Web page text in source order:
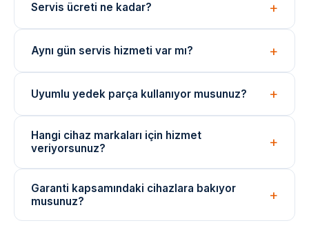
göre değişir; işlem öncesi net fiyat bilgisi paylaşılır.
Servis ücreti ne kadar?
ve değişen parçaya göre belirlenir. İşlem öncesi fiyat
Aynı gün servis hizmeti var mı?
ekibimizi yönlendirebiliyoruz. Acil durumlar için çağrı
Uyumlu yedek parça kullanıyor musunuz?
yedek parçalar kullanılmaktadır. Parça değişimlerinde
garanti verilir.
Hangi cihaz markaları için hizmet
veriyorsunuz?
daha birçok marka cihazı için bağımsız teknik servis
hizmeti sunuyoruz.
Garanti kapsamındaki cihazlara bakıyor
musunuz?